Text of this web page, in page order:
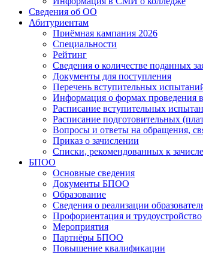
Сведения об ОО
Абитуриентам
Приёмная кампания 2026
Специальности
Рейтинг
Сведения о количестве поданных
Документы для поступления
Перечень вступительных
Информация о формах проведения
Расписание вступительных
Расписание подготовительных
Вопросы и ответы на обращения,
Приказ о зачислении
Списки, рекомендованных к
БПОО
Основные сведения
Документы БПОО
Образование
Сведения о реализации
Профориентация и трудоустройство
Мероприятия
Партнёры БПОО
Повышение квалификации